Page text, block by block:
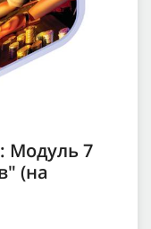
Модуль 7
(на